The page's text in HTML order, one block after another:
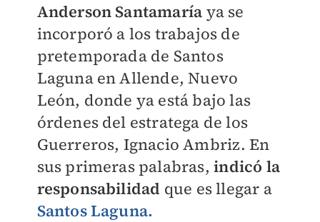
Anderson Santamaría ya se
incorporó a los trabajos de
pretemporada de Santos
Laguna en Allende, Nuevo
León, donde ya está bajo las
órdenes del estratega de los
Guerreros, Ignacio Ambriz. En
sus primeras palabras,indicó la
responsabilidad que es llegar a
Santos Laguna.